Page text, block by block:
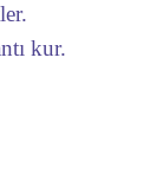
kur.